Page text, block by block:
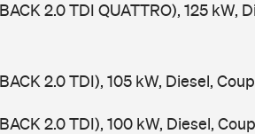
2.0 TDI QUATTRO), 125 kW,
2.0 TDI), 105 kW, Diesel,
2.0 TDI), 100 kW, Diesel,